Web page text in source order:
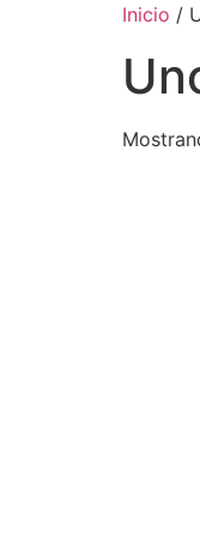
Inicio /